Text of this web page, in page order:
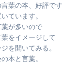
葉の本、好評です
ています。
が多いので
をイメージして
を開いてみる。
本と言葉。